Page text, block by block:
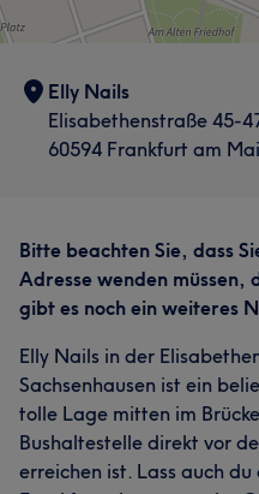
Elly Nails
Elisabethenstraße 45-
60594 Frankfurt am
Bitte beachten Sie, dass
Adresse wenden müssen,
gibt es noch ein weiteres
Elly Nails in der
Sachsenhausen ist ein
tolle Lage mitten im
Bushaltestelle direkt vor
erreichen ist. Lass auch